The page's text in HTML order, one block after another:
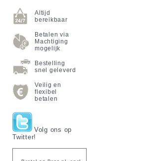
Altijd
bereikbaar
Betalen via
Machtiging
mogelijk
Bestelling
snel geleverd
Veilig en
flexibel
betalen
Volg ons op
Twitter!